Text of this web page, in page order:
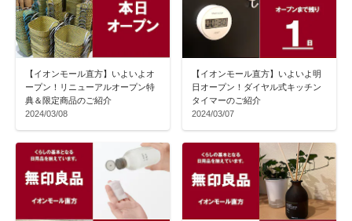
【イオンモール直方】いよいよオ
ープン！リニューアルオープン特
典＆限定商品のご紹介
2024/03/08
【イオンモール直方】いよいよ明
日オープン！ダイヤル式キッチン
タイマーのご紹介
2024/03/07